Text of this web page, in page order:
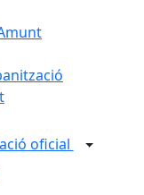
oficial